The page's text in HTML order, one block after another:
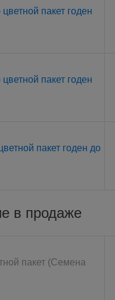
пакет годен
пакет годен
пакет годен до
в продаже
пакет (Семена